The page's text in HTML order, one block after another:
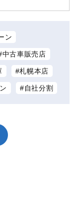
ン
中古車販売店
札幌本店
自社分割